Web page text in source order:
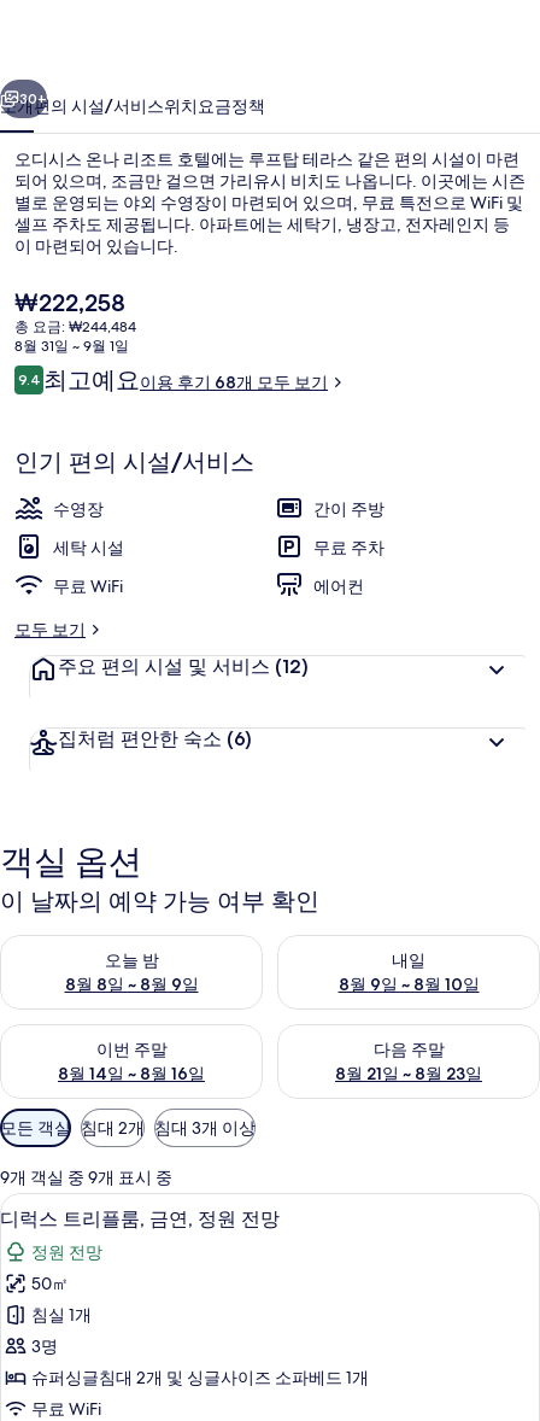
조
트
호
텔
의
사
진
갤
러
30+
소개편의 시설/서비스위치요금정책
오디시스 온나 리조트 호텔에는 루프탑 테라스 같은 편의 시설이 마련
되어 있으며, 조금만 걸으면 가리유시 비치도 나옵니다. 이곳에는 시즌
별로 운영되는 야외 수영장이 마련되어 있으며, 무료 특전으로 WiFi 및
셀프 주차도 제공됩니다. 아파트에는 세탁기, 냉장고, 전자레인지 등
이 마련되어 있습니다.
현
재
가
격
은
₩222,258
총 요금: ₩244,484
8월 31일 ~ 9월 1일
이
용
기
9.410점 만점 중 9.4점.
최고예요이용 후기 68개 모두 보기
인기 편의 시설/서비스
수영장
간이 주방
세탁 시설
무료 주차
무료 WiFi
에어컨
모두 보기
주요 편의 시설 및 서비스 (12)
집처럼 편안한 숙소 (6)
객실 옵션
이 날짜의 예약 가능 여부 확인
오늘 밤
8월 8일 ~ 8월 9일
오늘 밤 예약 가능 여부 확인, 8월 8일 ~ 8월 9일
내일
8월 9일 ~ 8월 10일
내일 예약 가능 여부 확인, 8월
이번 주말
8월 14일 ~ 8월 16일
이번 주말 예약 가능 여부 확인, 8월 14일 ~ 8월 16일
다음 주말
8월 21일 ~ 8월 23일
다음 주말 예약 가능 여부 확인
객
실
에
사
용
가
능
한
필
터
모든 객실 침대 2개 침대 3개 이상
9개 객실 중 9개 표시 중
디
럭
스
트
리
플
룸,
디럭스 트리플룸, 금연, 정원 전망 | 책
10
디럭스 트리플룸, 금연, 정원 전망
정원 전망
50㎡
침실 1개
3명
슈퍼싱글침대 2개 및 싱글사이즈 소파베드 1개
무료 WiFi